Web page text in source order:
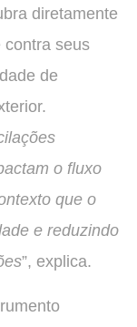
diretamente
contra seus
de
o fluxo
que o
e reduzindo
”, explica.